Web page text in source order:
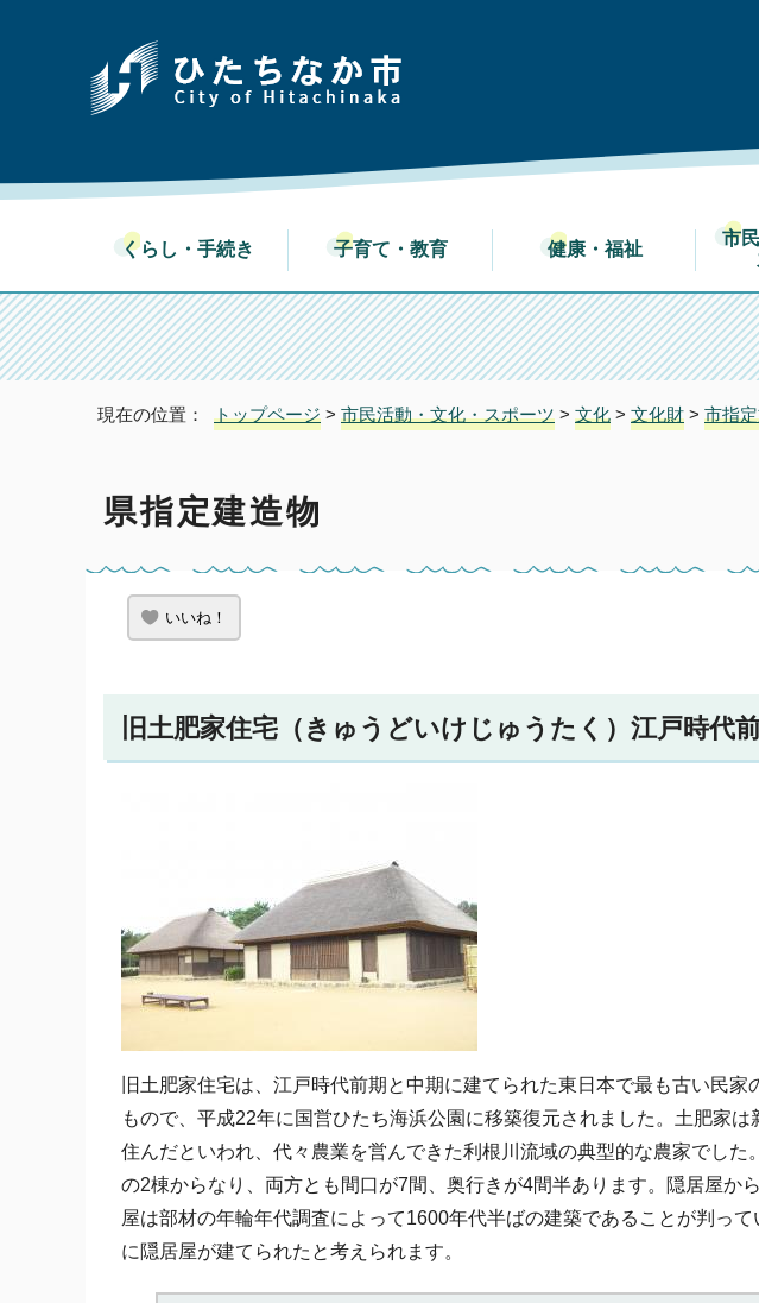
くらし・手続き 子育て・教育 健康・福祉
現在の位置： トップページ > 市民活動・文化・スポーツ > 文化 > 文化財 > 市指
県指定建造物
いいね！
旧土肥家住宅（きゅうどいけじゅうたく）江戸時代
旧土肥家住宅は、江戸時代前期と中期に建てられた東日本で最も古い民
もので、平成22年に国営ひたち海浜公園に移築復元されました。土肥家
住んだといわれ、代々農業を営んできた利根川流域の典型的な農家でし
の2棟からなり、両方とも間口が7間、奥行きが4間半あります。隠居屋か
屋は部材の年輪年代調査によって1600年代半ばの建築であることが判っ
に隠居屋が建てられたと考えられます。